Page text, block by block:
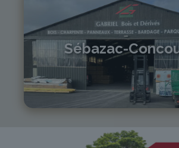
Sébazac-
05 81 55 83 89
monistrol@gabriel-sa.fr